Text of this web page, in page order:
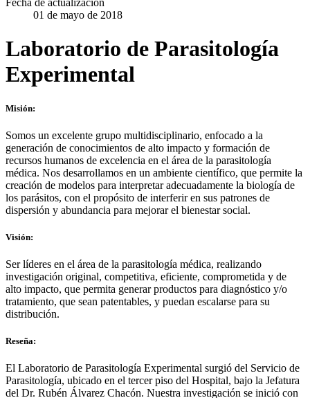
Fecha de actualización
01 de mayo de 2018
Laboratorio de Parasitología
Experimental
Misión:
Somos un excelente grupo multidisciplinario, enfocado a la
generación de conocimientos de alto impacto y formación de
recursos humanos de excelencia en el área de la parasitología
médica. Nos desarrollamos en un ambiente científico, que permite la
creación de modelos para interpretar adecuadamente la biología de
los parásitos, con el propósito de interferir en sus patrones de
dispersión y abundancia para mejorar el bienestar social.
Visión:
Ser líderes en el área de la parasitología médica, realizando
investigación original, competitiva, eficiente, comprometida y de
alto impacto, que permita generar productos para diagnóstico y/o
tratamiento, que sean patentables, y puedan escalarse para su
distribución.
Reseña:
El Laboratorio de Parasitología Experimental surgió del Servicio de
Parasitología, ubicado en el tercer piso del Hospital, bajo la Jefatura
del Dr. Rubén Álvarez Chacón. Nuestra investigación se inició con